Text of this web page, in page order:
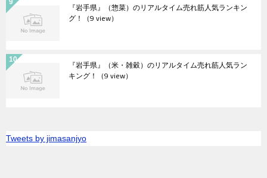
『岩手県』（惣菜）のリアルタイム売れ筋人気ランキン
グ！ （9 view）
『岩手県』（米・雑穀）のリアルタイム売れ筋人気ラン
キング！ （9 view）
Tweets by jimasanjyo